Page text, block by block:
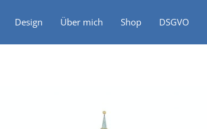
Design Über mich Shop DSGVO